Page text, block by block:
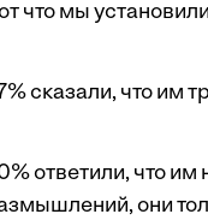
что мы
сказали, что им
ответили, что им
они